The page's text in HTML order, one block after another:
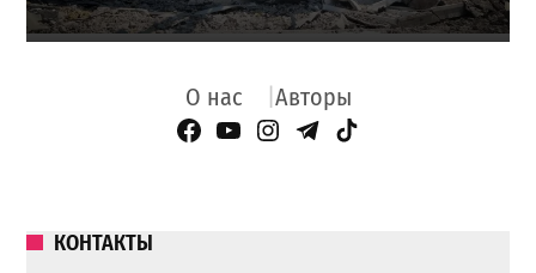
О нас Авторы
Facebook Page
YouTube
Instagram
Telegram
TikTok
КОНТАКТЫ